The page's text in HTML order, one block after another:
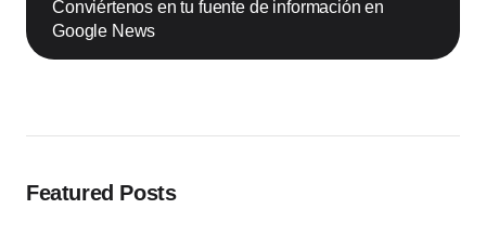
Conviértenos en tu fuente de información en
Google News
Featured Posts